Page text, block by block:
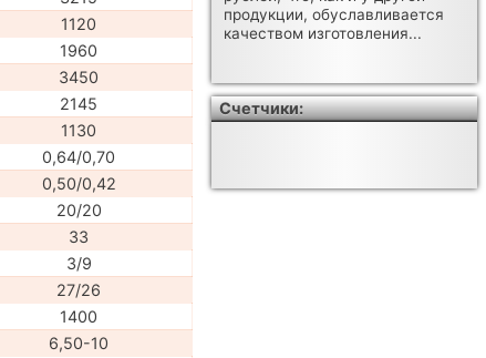
1120
1960
3450
2145
1130
0,64/0,70
0,50/0,42
20/20
33
3/9
27/26
1400
6,50-10
продукции, обуславливается
качеством изготовления...
Счетчики: